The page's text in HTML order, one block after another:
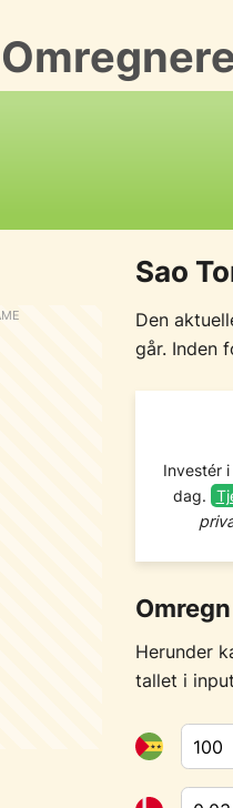
Sao
Den
går. Inden
Investér
dag.
Herunder
tallet i